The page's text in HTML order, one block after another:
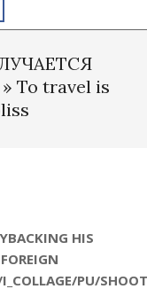
To travel is
HIS
PU/